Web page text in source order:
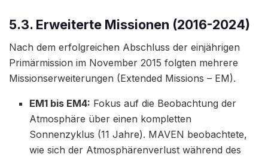
5.3. Erweiterte Missionen (2016-2024)
Nach dem erfolgreichen Abschluss der einjährigen
Primärmission im November 2015 folgten mehrere
Missionserweiterungen (Extended Missions – EM).
EM1 bis EM4: Fokus auf die Beobachtung der
Atmosphäre über einen kompletten
Sonnenzyklus (11 Jahre). MAVEN beobachtete,
wie sich der Atmosphärenverlust während des